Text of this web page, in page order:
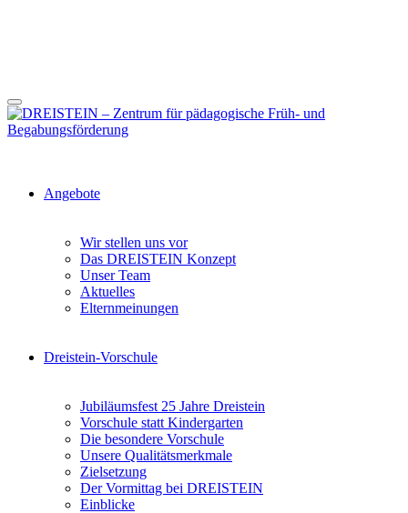
Angebote
Wir stellen uns vor
Das DREISTEIN Konzept
Unser Team
Aktuelles
Elternmeinungen
Dreistein-Vorschule
Jubiläumsfest 25 Jahre Dreistein
Vorschule statt Kindergarten
Die besondere Vorschule
Unsere Qualitätsmerkmale
Zielsetzung
Der Vormittag bei DREISTEIN
Einblicke